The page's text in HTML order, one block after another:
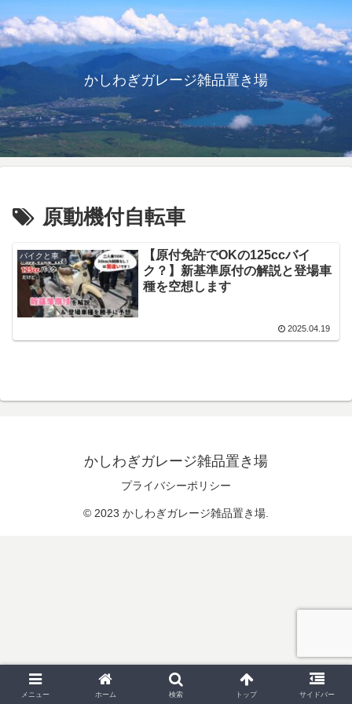
かしわぎガレージ雑品置き場
原動機付自転車
バイクと車
【原付免許でOKの125ccバイ
ク？】新基準原付の解説と登場車
種を空想します
2025.04.19
かしわぎガレージ雑品置き場
プライバシーポリシー
© 2023 かしわぎガレージ雑品置き場.
メニュー ホーム 検索 トップ サイドバー